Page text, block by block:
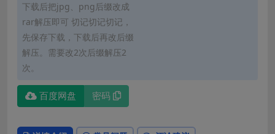
下载后把jpg、png后缀改成
rar解压即可 切记切记切记，
先保存下载，下载后再改后缀
解压。需要改2次后缀解压2
次。
百度网盘 密码